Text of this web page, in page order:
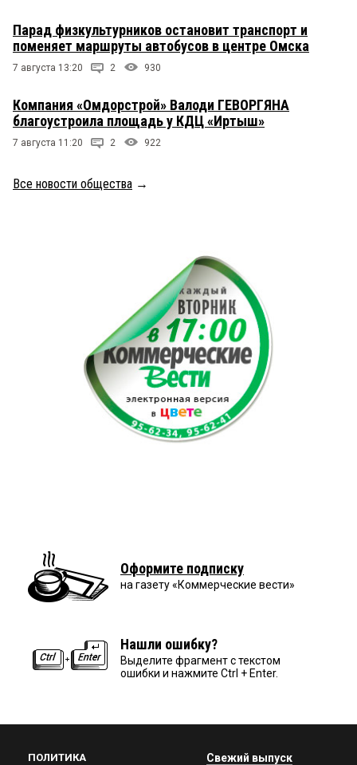
Парад физкультурников остановит транспорт и
поменяет маршруты автобусов в центре Омска
7 августа 13:20 2 930
Компания «Омдорстрой» Валоди ГЕВОРГЯНА
благоустроила площадь у КДЦ «Иртыш»
7 августа 11:20 2 922
Все новости общества →
Оформите подписку
на газету «Коммерческие вести»
Нашли ошибку?
Выделите фрагмент с текстом
ошибки и нажмите Ctrl + Enter.
ПОЛИТИКА Свежий выпуск